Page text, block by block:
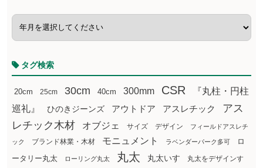
タグ検索
20cm 25cm 30cm 40cm 300mm CSR
『丸柱・円柱
巡礼』
ひのきジーンズ アウトドア アスレチック
アス
レチック木材
オブジェ サイズ デザイン フィールドアスレチ
ック ブランド林業・木材 モニュメント ラベンダーパーク多可
ロ
ータリー丸太
ローリング丸太 丸太 丸太いす
丸太をデザインす